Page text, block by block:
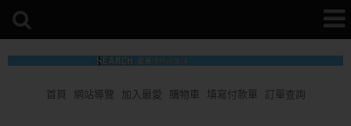
首頁 網站導覽 加入最愛 購物車 填寫付款單 訂單查詢